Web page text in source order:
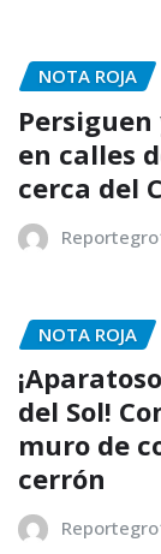
NOTA ROJA
en calles
cerca del
NOTA ROJA
del Sol!
muro de
cerrón